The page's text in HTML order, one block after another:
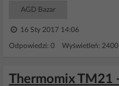
AGD Bazar
16 Sty 2017 14:06
Odpowiedzi: 0 Wyświetleń: 2400
Thermomix TM21